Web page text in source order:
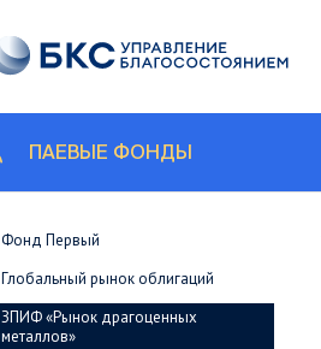
ПАЕВЫЕ ФОНДЫ
Фонд Первый
Глобальный рынок облигаций
ЗПИФ «Рынок драгоценных
металлов»